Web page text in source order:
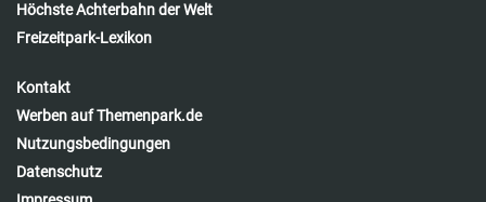
Höchste Achterbahn der Welt
Freizeitpark-Lexikon
Kontakt
Werben auf Themenpark.de
Nutzungsbedingungen
Datenschutz